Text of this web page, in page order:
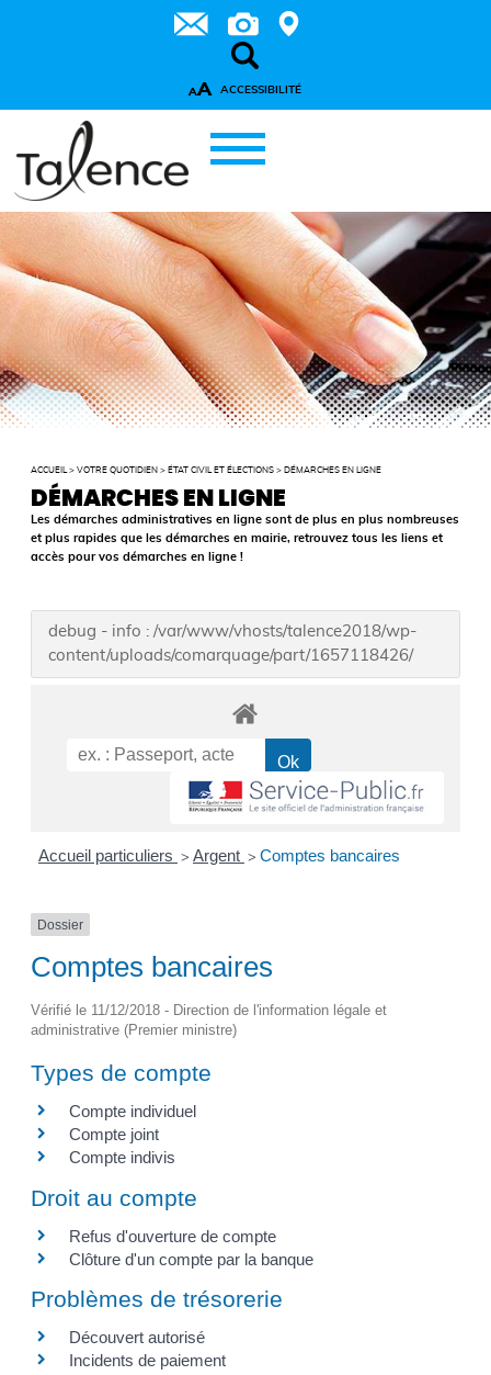
AA ACCESSIBILITÉ
ACCUEIL >VOTRE QUOTIDIEN > ÉTAT CIVIL ET ÉLECTIONS > DÉMARCHES EN LIGNE
DÉMARCHES EN LIGNE
Les démarches administratives en ligne sont de plus en plus nombreuses
et plus rapides que les démarches en mairie, retrouvez tous les liens et
accès pour vos démarches en ligne !
debug - info : /var/www/vhosts/talence2018/wp-
content/uploads/comarquage/part/1657118426/
Accueil particuliers > Argent > Comptes bancaires
Dossier
Comptes bancaires
Vérifié le 11/12/2018 - Direction de l'information légale et
administrative (Premier ministre)
Types de compte
Compte individuel
Compte joint
Compte indivis
Droit au compte
Refus d'ouverture de compte
Clôture d'un compte par la banque
Problèmes de trésorerie
Découvert autorisé
Incidents de paiement